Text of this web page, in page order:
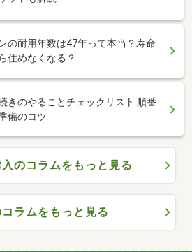
の耐用年数は47年って本当？寿命
住めなくなる？
きのやることチェックリスト 順番
備のコツ
のコラムをもっと見る
ラムをもっと見る